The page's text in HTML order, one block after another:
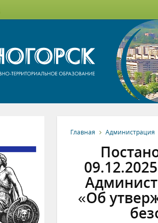
Главная Администрация
«Об